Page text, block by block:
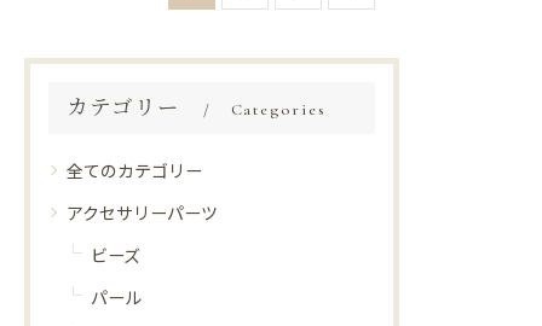
カテゴリー Categories
全てのカテゴリー
アクセサリーパーツ
ビーズ
パール